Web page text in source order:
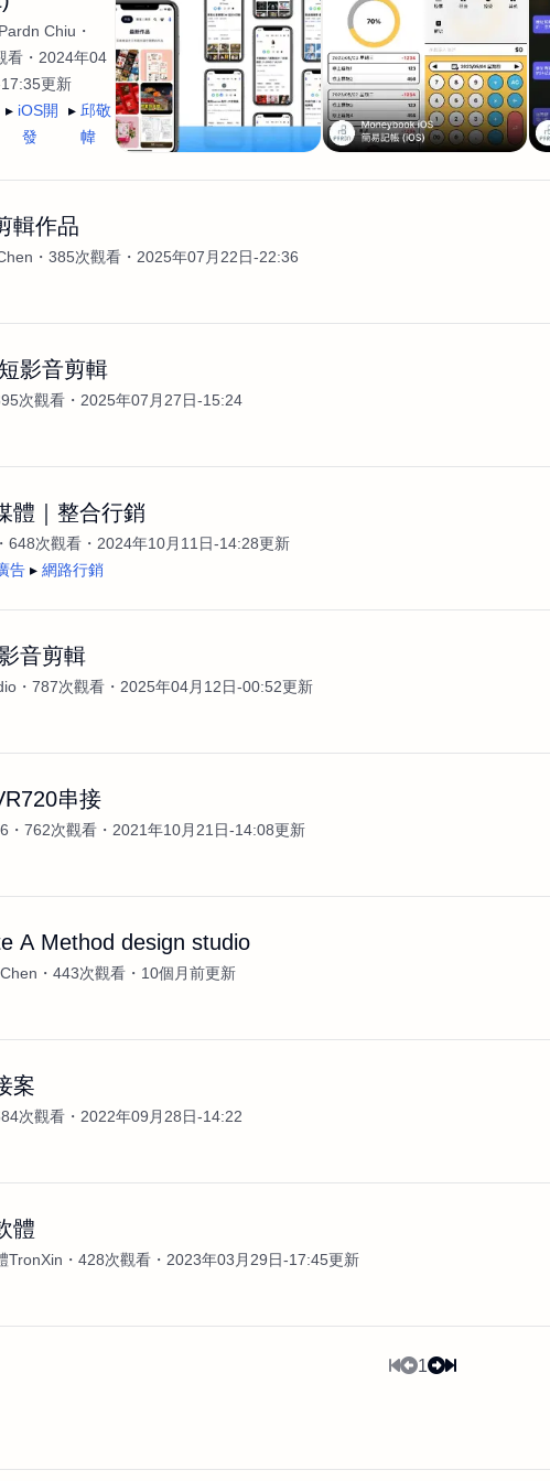
Chiu
看
2024年04
更新
iOS開
發
邱敬
幃
輯作品
385次觀看
2025年07月22日-22:36
影音剪輯
次觀看
2025年07月27日-15:24
體｜整合行銷
648次觀看
2024年10月11日-14:28更新
告 網路行銷
音剪輯
787次觀看
2025年04月12日-00:52更新
串接
762次觀看
2021年10月21日-14:08更新
A Method design studio
443次觀看
10個月前更新
案
次觀看
2022年09月28日-14:22
體
TronXin 428次觀看
2023年03月29日-17:45更新
1